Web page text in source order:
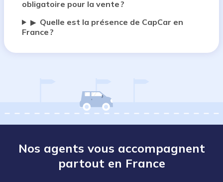
obligatoire pour la vente ?
▶ Quelle est la présence de CapCar en
France ?
Nos agents vous accompagnent
partout en France